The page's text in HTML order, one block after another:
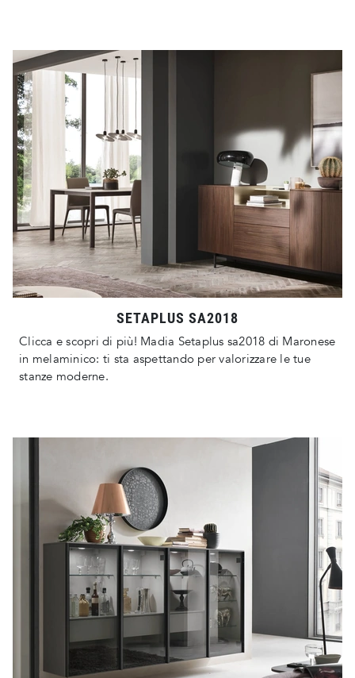
SETAPLUS SA2018
Clicca e scopri di più! Madia Setaplus sa2018 di Maronese
in melaminico: ti sta aspettando per valorizzare le tue
stanze moderne.